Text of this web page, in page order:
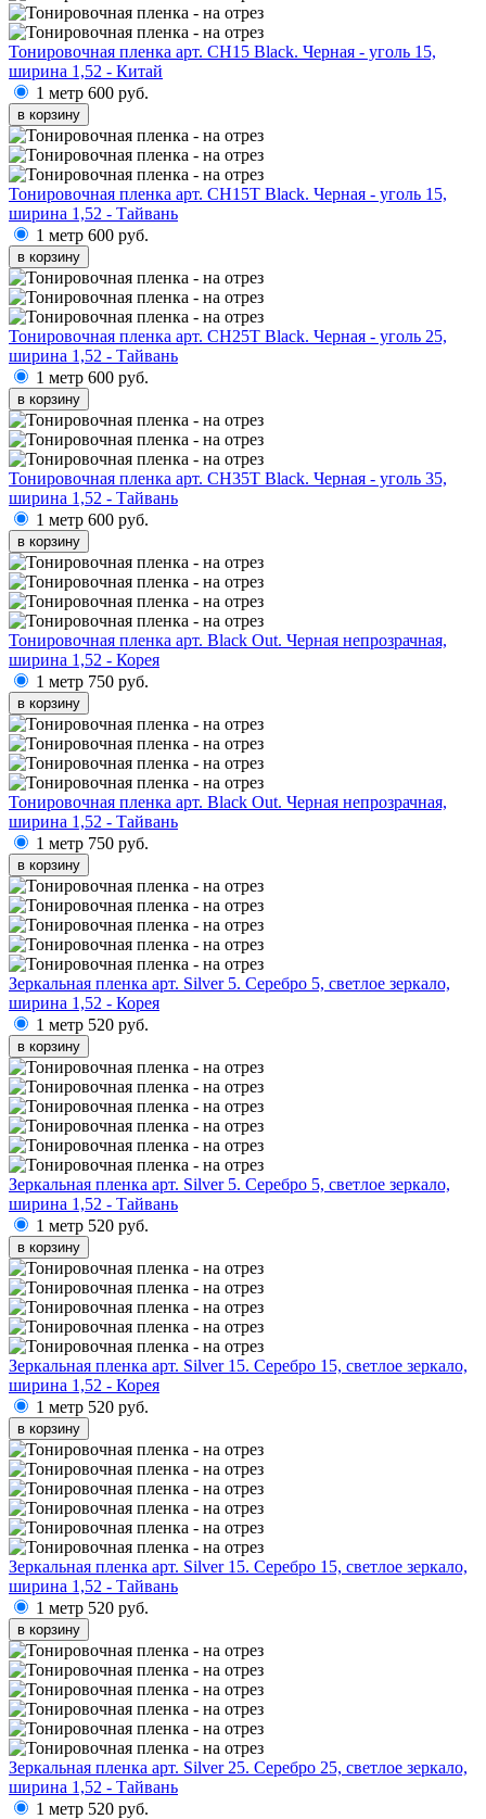
Тонировочная пленка арт. CH15 Black. Черная - уголь 15,
ширина 1,52 - Китай
1 метр 600 руб.
в корзину
Тонировочная пленка арт. CH15T Black. Черная - уголь 15,
ширина 1,52 - Тайвань
1 метр 600 руб.
в корзину
Тонировочная пленка арт. CH25T Black. Черная - уголь 25,
ширина 1,52 - Тайвань
1 метр 600 руб.
в корзину
Тонировочная пленка арт. CH35T Black. Черная - уголь 35,
ширина 1,52 - Тайвань
1 метр 600 руб.
в корзину
Тонировочная пленка арт. Black Out. Черная непрозрачная,
ширина 1,52 - Корея
1 метр 750 руб.
в корзину
Тонировочная пленка арт. Black Out. Черная непрозрачная,
ширина 1,52 - Тайвань
1 метр 750 руб.
в корзину
Зеркальная пленка арт. Silver 5. Серебро 5, светлое зеркало,
ширина 1,52 - Корея
1 метр 520 руб.
в корзину
Зеркальная пленка арт. Silver 5. Серебро 5, светлое зеркало,
ширина 1,52 - Тайвань
1 метр 520 руб.
в корзину
Зеркальная пленка арт. Silver 15. Серебро 15, светлое зеркало,
ширина 1,52 - Корея
1 метр 520 руб.
в корзину
Зеркальная пленка арт. Silver 15. Серебро 15, светлое зеркало,
ширина 1,52 - Тайвань
1 метр 520 руб.
в корзину
Зеркальная пленка арт. Silver 25. Серебро 25, светлое зеркало,
ширина 1,52 - Тайвань
1 метр 520 руб.